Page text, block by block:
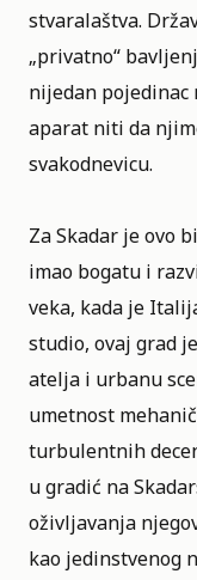
stvaralaštva.
„privatno“
nijedan
aparat niti da
svakodnevicu.
Za Skadar je ovo
imao bogatu i
veka, kada je
studio, ovaj grad
atelja i urbanu
umetnost
turbulentnih
u gradić na
oživljavanja
kao jedinstvenog